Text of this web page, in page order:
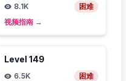
8.1K
困难
视频指南 →
Level 149
6.5K
困难